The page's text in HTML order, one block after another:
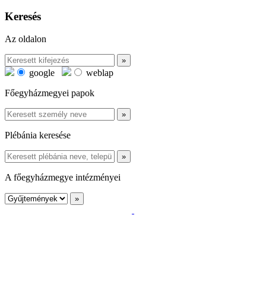
Keresés
Az oldalon
google
weblap
Főegyházmegyei papok
Plébánia keresése
A főegyházmegye intézményei